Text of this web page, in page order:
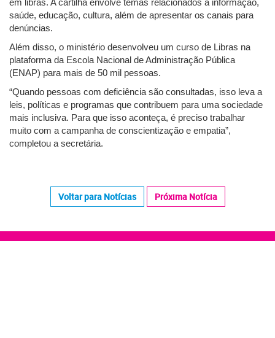
em libras. A cartilha envolve temas relacionados à informação,
saúde, educação, cultura, além de apresentar os canais para
denúncias.
Além disso, o ministério desenvolveu um curso de Libras na
plataforma da Escola Nacional de Administração Pública
(ENAP) para mais de 50 mil pessoas.
“Quando pessoas com deficiência são consultadas, isso leva a
leis, políticas e programas que contribuem para uma sociedade
mais inclusiva. Para que isso aconteça, é preciso trabalhar
muito com a campanha de conscientização e empatia”,
completou a secretária.
Voltar para Notícias Próxima Notícia